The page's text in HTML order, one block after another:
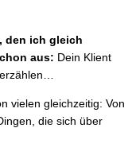
den ich gleich
aus: Dein Klient
vielen gleichzeitig: Von
die sich über